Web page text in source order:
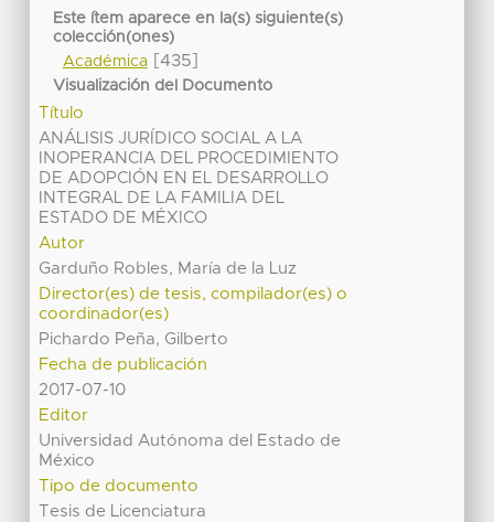
Este ítem aparece en la(s) siguiente(s)
colección(ones)
Académica[435]
Visualización del Documento
Título
ANÁLISIS JURÍDICO SOCIAL A LA
INOPERANCIA DEL PROCEDIMIENTO
DE ADOPCIÓN EN EL DESARROLLO
INTEGRAL DE LA FAMILIA DEL
ESTADO DE MÉXICO
Autor
Garduño Robles, María de la Luz
Director(es) de tesis, compilador(es) o
coordinador(es)
Pichardo Peña, Gilberto
Fecha de publicación
2017-07-10
Editor
Universidad Autónoma del Estado de
México
Tipo de documento
Tesis de Licenciatura